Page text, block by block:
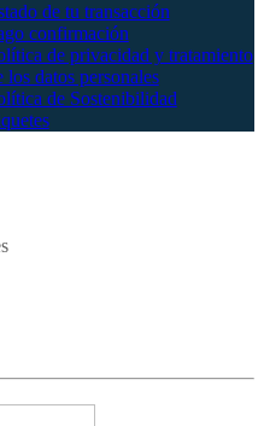
de tu transacción
confirmación
de privacidad y tratamiento
los datos personales
de Sostenibilidad